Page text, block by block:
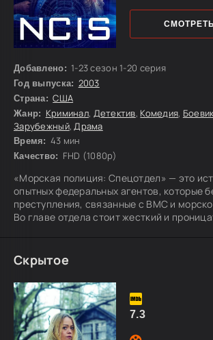
Добавлено: 1-23 сезон 1-20 серия
Год выпуска: 2003
Страна: США
Жанр: Криминал, Детектив, Комедия,
Зарубежный,Драма
Время: 43 мин
Качество: FHD (1080p)
«Морская полиция: Спецотдел» — это
опытных федеральных агентов, которые
преступления, связанные с ВМС и
Во главе отдела стоит жесткий и
обаятельный бывший детектив Энтони
решительная Зива Дэвид с прошлым в
талантливый айтишник Тимоти МакГи и
эксперты лаборатории — эксцентричная
Скрытое
7.3